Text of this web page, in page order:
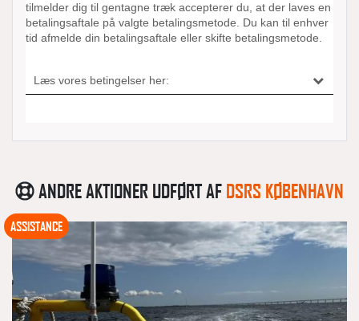
ANDRE AKTIONER UDFØRT AF DSRS KØBENHAVN
ASSISTANCE